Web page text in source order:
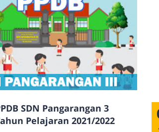
SDN Pangarangan 3
Pelajaran 2021/2022